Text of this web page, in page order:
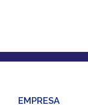
EMPRESA